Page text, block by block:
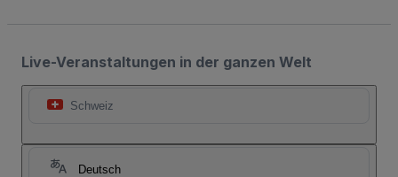
Live-Veranstaltungen in der ganzen Welt
Schweiz
Deutsch